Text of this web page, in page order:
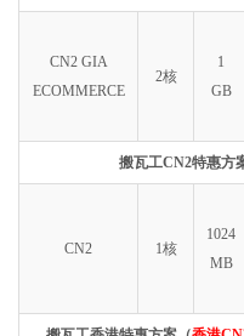
CN2 GIA
ECOMMERCE
2核
1
GB
搬瓦工CN2特惠方
CN2 1核
1024
MB